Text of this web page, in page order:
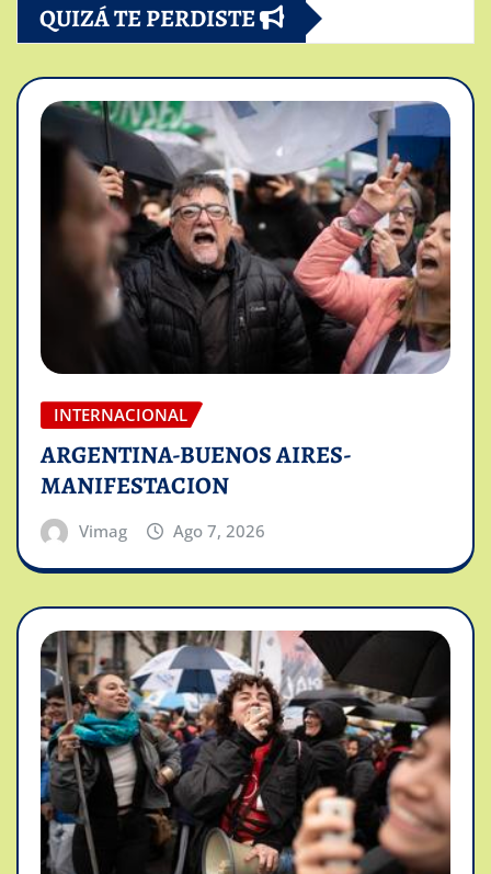
QUIZÁ TE PERDISTE
INTERNACIONAL
ARGENTINA-BUENOS AIRES-
MANIFESTACION
Vimag Ago 7, 2026